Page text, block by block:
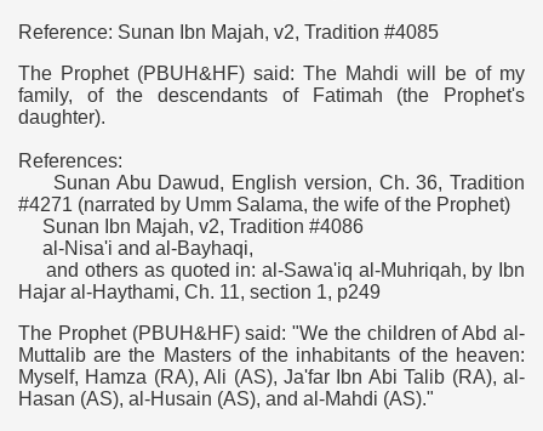
Reference: Sunan Ibn Majah, v2, Tradition #4085
The Prophet (PBUH&HF) said: The Mahdi will be of my
family, of the descendants of Fatimah (the Prophet's
daughter).
References:
Sunan Abu Dawud, English version, Ch. 36, Tradition
#4271 (narrated by Umm Salama, the wife of the Prophet)
Sunan Ibn Majah, v2, Tradition #4086
al-Nisa'i and al-Bayhaqi,
and others as quoted in: al-Sawa'iq al-Muhriqah, by Ibn
Hajar al-Haythami, Ch. 11, section 1, p249
The Prophet (PBUH&HF) said: "We the children of Abd al-
Muttalib are the Masters of the inhabitants of the heaven:
Myself, Hamza (RA), Ali (AS), Ja'far Ibn Abi Talib (RA), al-
Hasan (AS), al-Husain (AS), and al-Mahdi (AS)."